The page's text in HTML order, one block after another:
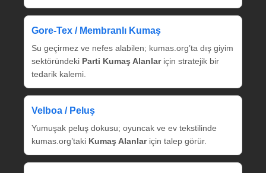
Gore‑Tex / Membranlı Kumaş
Su geçirmez ve nefes alabilen; kumas.org’ta dış giyim
sektöründeki Parti Kumaş Alanlariçin stratejik bir
tedarik kalemi.
Velboa / Peluş
Yumuşak peluş dokusu; oyuncak ve ev tekstilinde
kumas.org’taki Kumaş Alanlariçin talep görür.